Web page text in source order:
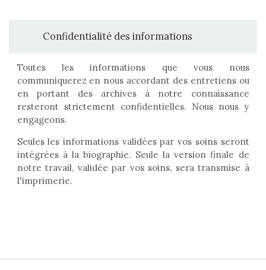
Confidentialité des informations
Toutes les informations que vous nous
communiquerez en nous accordant des entretiens ou
en portant des archives à notre connaissance
resteront strictement confidentielles. Nous nous y
engageons.
Seules les informations validées par vos soins seront
intégrées à la biographie. Seule la version finale de
notre travail, validée par vos soins, sera transmise à
l'imprimerie.